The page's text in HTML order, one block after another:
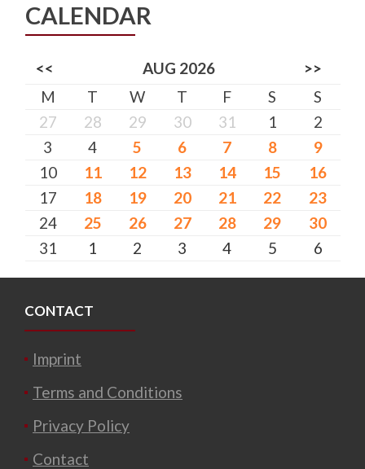
CALENDAR
<< AUG 2026
>>
M
T W T F S
S
27
28 29 30 31 1
2
3
4 5 6 7 8
9
10
11 12 13 14 15
16
17
18 19 20 21 22
23
24
25 26 27 28 29
30
31
1 2 3 4 5 6
CONTACT
Imprint
Terms and Conditions
Privacy Policy
Contact